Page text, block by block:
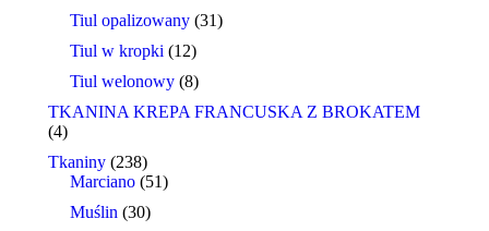
Tiul opalizowany (31)
Tiul w kropki (12)
Tiul welonowy (8)
TKANINA KREPA FRANCUSKA Z BROKATEM
(4)
Tkaniny (238)
Marciano (51)
Muślin (30)